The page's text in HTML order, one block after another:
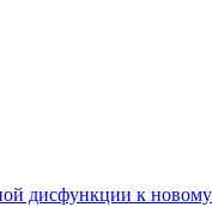
дисфункции к